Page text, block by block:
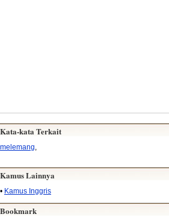
Kata-kata Terkait
melemang
Kamus Lainnya
• Kamus Inggris
Bookmark